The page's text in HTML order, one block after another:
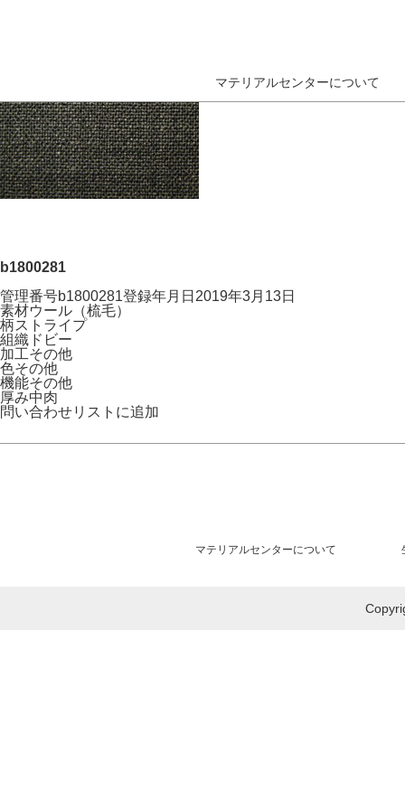
マテリアルセンターについて
b1800281
管理番号b1800281登録年月日 2019年3月13日
素材ウール（梳毛）
柄ストライプ
組織 ドビー
加工その他
色その他
機能その他
厚み中肉
問い合わせリストに追加
マテリアルセンターについて